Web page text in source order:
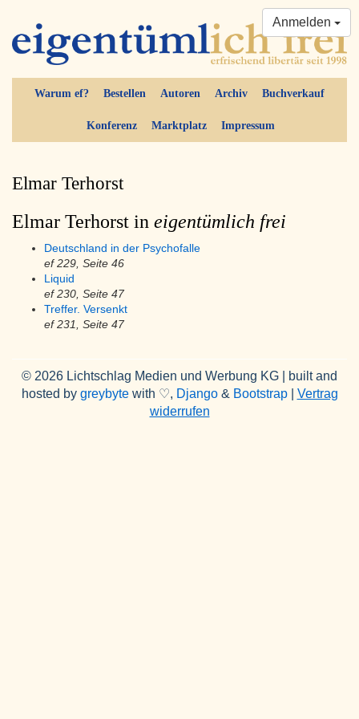
Warum ef? Bestellen Autoren Archiv Buchverkauf
Konferenz Marktplatz Impressum
Anmelden
Elmar Terhorst
Elmar Terhorst in eigentümlich frei
Deutschland in der Psychofalle
ef 229, Seite 46
Liquid
ef 230, Seite 47
Treffer. Versenkt
ef 231, Seite 47
© 2026 Lichtschlag Medien und Werbung KG | built and
hosted by greybytewith ♡, Django& Bootstrap| Vertrag
widerrufen